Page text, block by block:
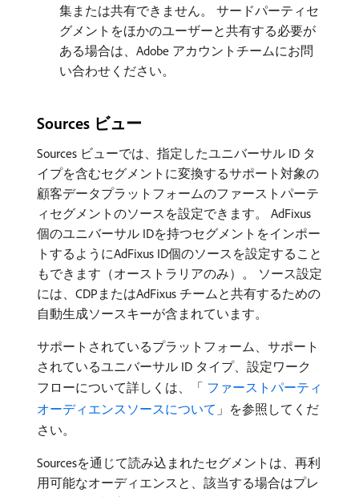
集または共有できません。 サードパーティセ
グメントをほかのユーザーと共有する必要が
ある場合は、Adobe アカウントチームにお問
い合わせください。
Sources ビュー
Sources ビューでは、指定したユニバーサル ID タ
イプを含むセグメントに変換するサポート対象の
顧客データプラットフォームのファーストパーテ
ィセグメントのソースを設定できます。 AdFixus
個のユニバーサル IDを持つセグメントをインポー
トするようにAdFixus ID個のソースを設定すること
もできます（オーストラリアのみ）。 ソース設定
には、CDPまたはAdFixus チームと共有するための
自動生成ソースキーが含まれています。
サポートされているプラットフォーム、サポート
されているユニバーサル ID タイプ、設定ワーク
フローについて詳しくは、「 ​ ファーストパーティ
オーディエンスソースについて 」を参照してくだ
さい。
Sourcesを通じて読み込まれたセグメントは、再利
用可能なオーディエンスと、該当する場合はプレ